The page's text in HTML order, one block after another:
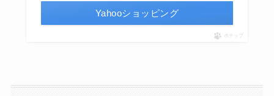
Yahooショッピング
ポチップ